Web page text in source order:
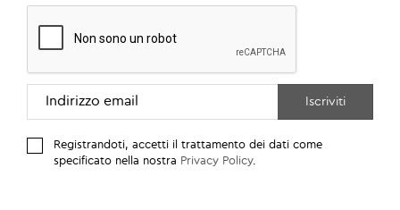
Registrandoti, accetti il trattamento dei dati come
specificato nella nostra Privacy Policy.